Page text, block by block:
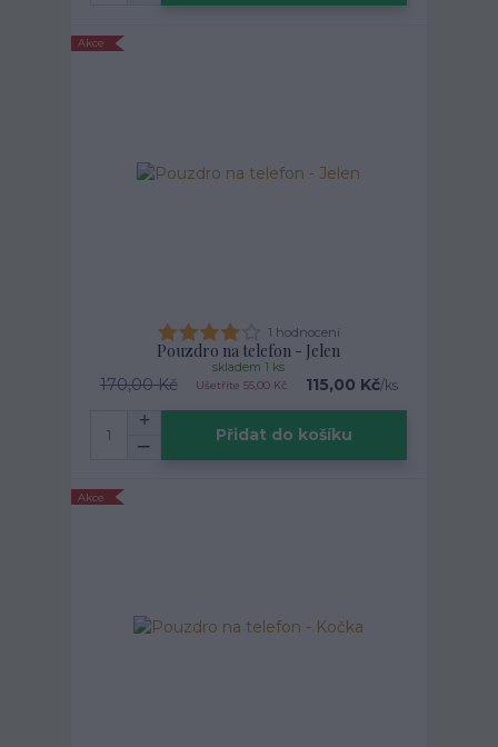
Akce
1 hodnocení
Pouzdro na telefon - Jelen
170,00 Kč Ušetříte 55,00 Kč 115,00 Kč/ks
skladem 1 ks
Přidat do košíku
Akce